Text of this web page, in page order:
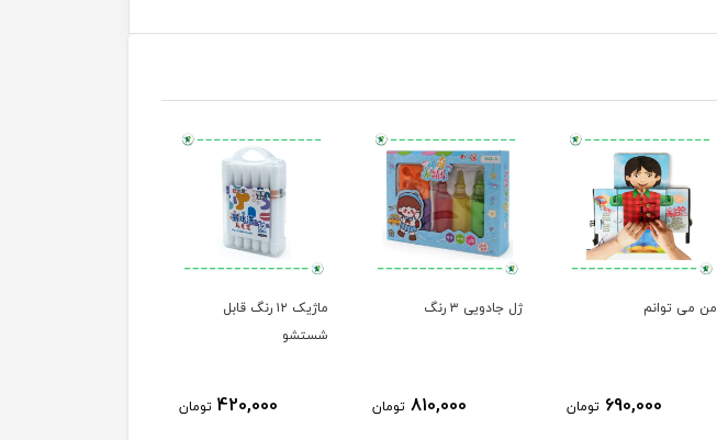
من می توانم
690,000 تومان
ژل جادویی ۳ رنگ
810,000 تومان
ماژیک ۱۲ رنگ قابل
شستشو
420,000 تومان